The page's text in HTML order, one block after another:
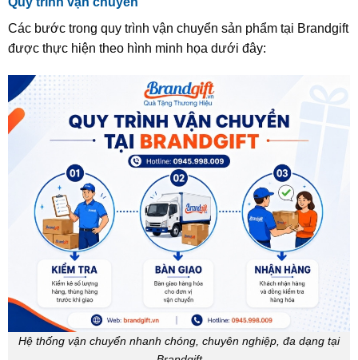
Các bước trong quy trình vận chuyển sản phẩm tại Brandgift
được thực hiện theo hình minh họa dưới đây:
Hệ thống vận chuyển nhanh chóng, chuyên nghiệp, đa dạng tại